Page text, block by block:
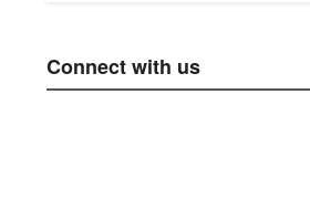
Connect with us